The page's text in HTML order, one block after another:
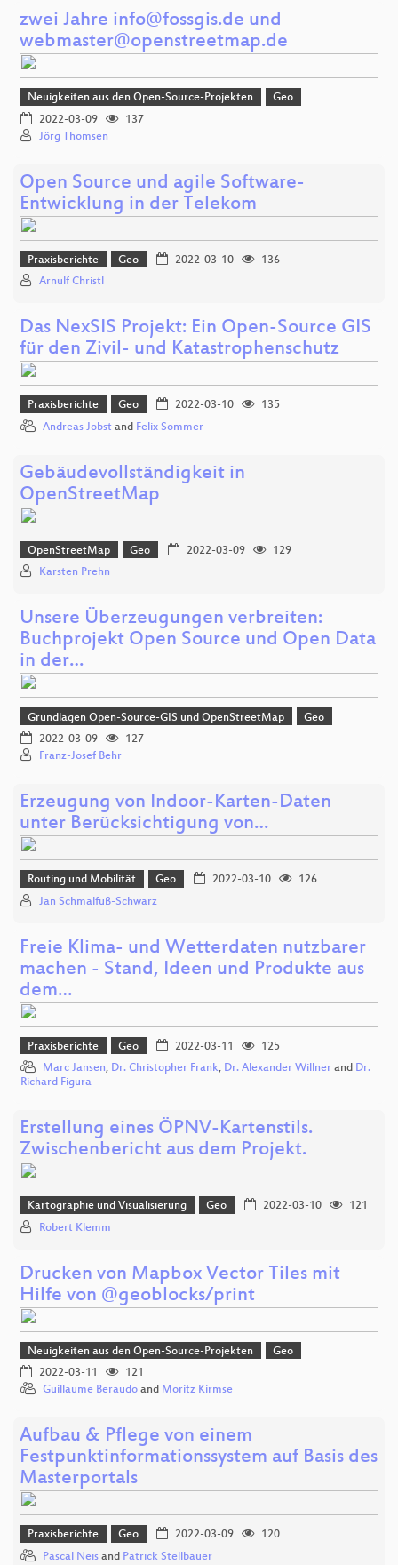
zwei Jahre info@fossgis.de und
webmaster@openstreetmap.de
Neuigkeiten aus den Open-Source-Projekten
Geo
2022-03-09
137
Jörg Thomsen
Open Source und agile Software-
Entwicklung in der Telekom
Praxisberichte Geo 2022-03-10
136
Arnulf Christl
Das NexSIS Projekt: Ein Open-Source GIS
für den Zivil- und Katastrophenschutz
Praxisberichte Geo 2022-03-10
135
Andreas Jobst and Felix Sommer
Gebäudevollständigkeit in
OpenStreetMap
OpenStreetMap Geo 2022-03-09
129
Karsten Prehn
Unsere Überzeugungen verbreiten:
Buchprojekt Open Source und Open Data
in der…
Grundlagen Open-Source-GIS und OpenStreetMap
Geo
2022-03-09
127
Franz-Josef Behr
Erzeugung von Indoor-Karten-Daten
unter Berücksichtigung von…
Routing und Mobilität Geo 2022-03-10
126
Jan Schmalfuß-Schwarz
Freie Klima- und Wetterdaten nutzbarer
machen - Stand, Ideen und Produkte aus
dem…
Praxisberichte Geo 2022-03-11
125
Marc Jansen, Dr. Christopher Frank, Dr. Alexander Willner and Dr.
Richard Figura
Erstellung eines ÖPNV-Kartenstils.
Zwischenbericht aus dem Projekt.
Kartographie und Visualisierung Geo 2022-03-10
121
Robert Klemm
Drucken von Mapbox Vector Tiles mit
Hilfe von @geoblocks/print
Neuigkeiten aus den Open-Source-Projekten
Geo
2022-03-11
121
Guillaume Beraudo and Moritz Kirmse
Aufbau & Pflege von einem
Festpunktinformationssystem auf Basis des
Masterportals
Praxisberichte Geo 2022-03-09
120
Pascal Neis and Patrick Stellbauer